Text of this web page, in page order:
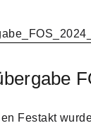
Festakt